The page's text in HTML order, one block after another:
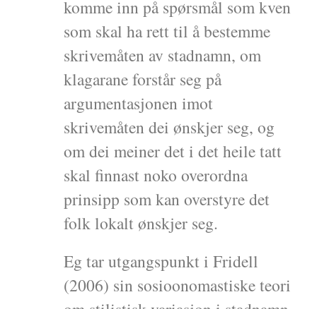
komme inn på spørsmål som kven
som skal ha rett til å bestemme
skrivemåten av stadnamn, om
klagarane forstår seg på
argumentasjonen imot
skrivemåten dei ønskjer seg, og
om dei meiner det i det heile tatt
skal finnast noko overordna
prinsipp som kan overstyre det
folk lokalt ønskjer seg.
Eg tar utgangspunkt i Fridell
(2006) sin sosioonomastiske teori